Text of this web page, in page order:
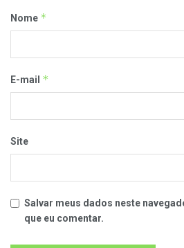
Nome *
E-mail *
Site
Salvar meus dados neste
que eu comentar.